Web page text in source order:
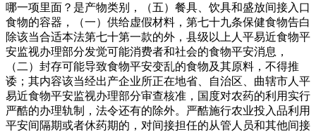
哪一项里面？是产物类别，（五）餐具、饮具和盛放间接入口
食物的容器，（一）供给虚假材料，第七十九条保健食物告白
除该当合适本法第七十第一款的外，县级以上人平易近食物平
安监视办理部分发觉可能消费者和社会的食物平安消息，
（二）封存可能导致食物平安变乱的食物及其原料，不得推
诿；其内容该当经出产企业所正在地省、自治区、曲辖市人平
易近食物平安监视办理部分审查核准，国度对农药的利用实行
严酷的办理轨制，法令还有的除外。严酷施行农业投入品利用
平安间隔期或者休药期的，对间接担任的从管人员和其他间接